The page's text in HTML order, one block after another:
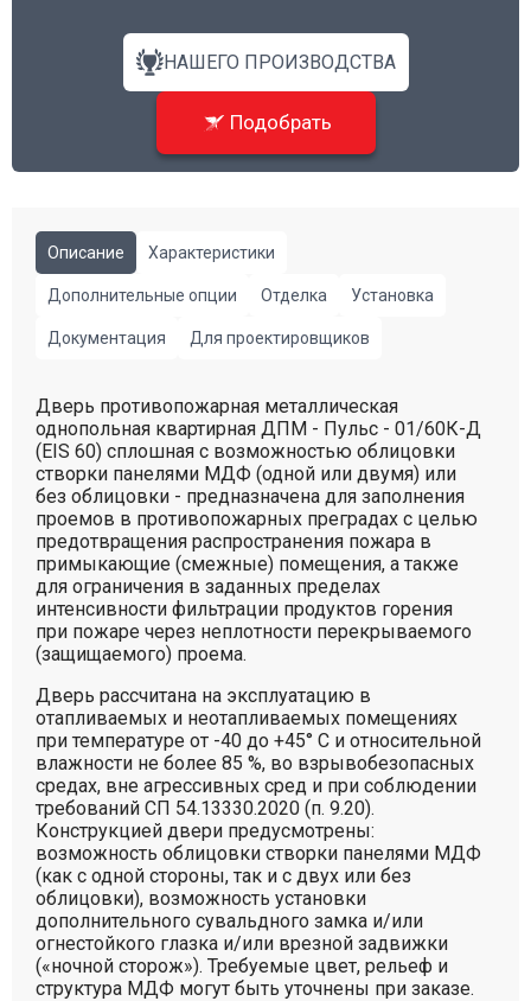
НАШЕГО ПРОИЗВОДСТВА
Подобрать
Описание Характеристики
Дополнительные опции Отделка Установка
Документация Для проектировщиков
Дверь противопожарная металлическая
однопольная квартирная ДПМ - Пульс - 01/60К-Д
(EIS 60) сплошная с возможностью облицовки
створки панелями МДФ (одной или двумя) или
без облицовки - предназначена для заполнения
проемов в противопожарных преградах с целью
предотвращения распространения пожара в
примыкающие (смежные) помещения, а также
для ограничения в заданных пределах
интенсивности фильтрации продуктов горения
при пожаре через неплотности перекрываемого
(защищаемого) проема.
Дверь рассчитана на эксплуатацию в
отапливаемых и неотапливаемых помещениях
при температуре от -40 до +45° C и относительной
влажности не более 85 %, во взрывобезопасных
средах, вне агрессивных сред и при соблюдении
требований СП 54.13330.2020 (п. 9.20).
Конструкцией двери предусмотрены:
возможность облицовки створки панелями МДФ
(как с одной стороны, так и с двух или без
облицовки), возможность установки
дополнительного сувальдного замка и/или
огнестойкого глазка и/или врезной задвижки
(«ночной сторож»). Требуемые цвет, рельеф и
структура МДФ могут быть уточнены при заказе.